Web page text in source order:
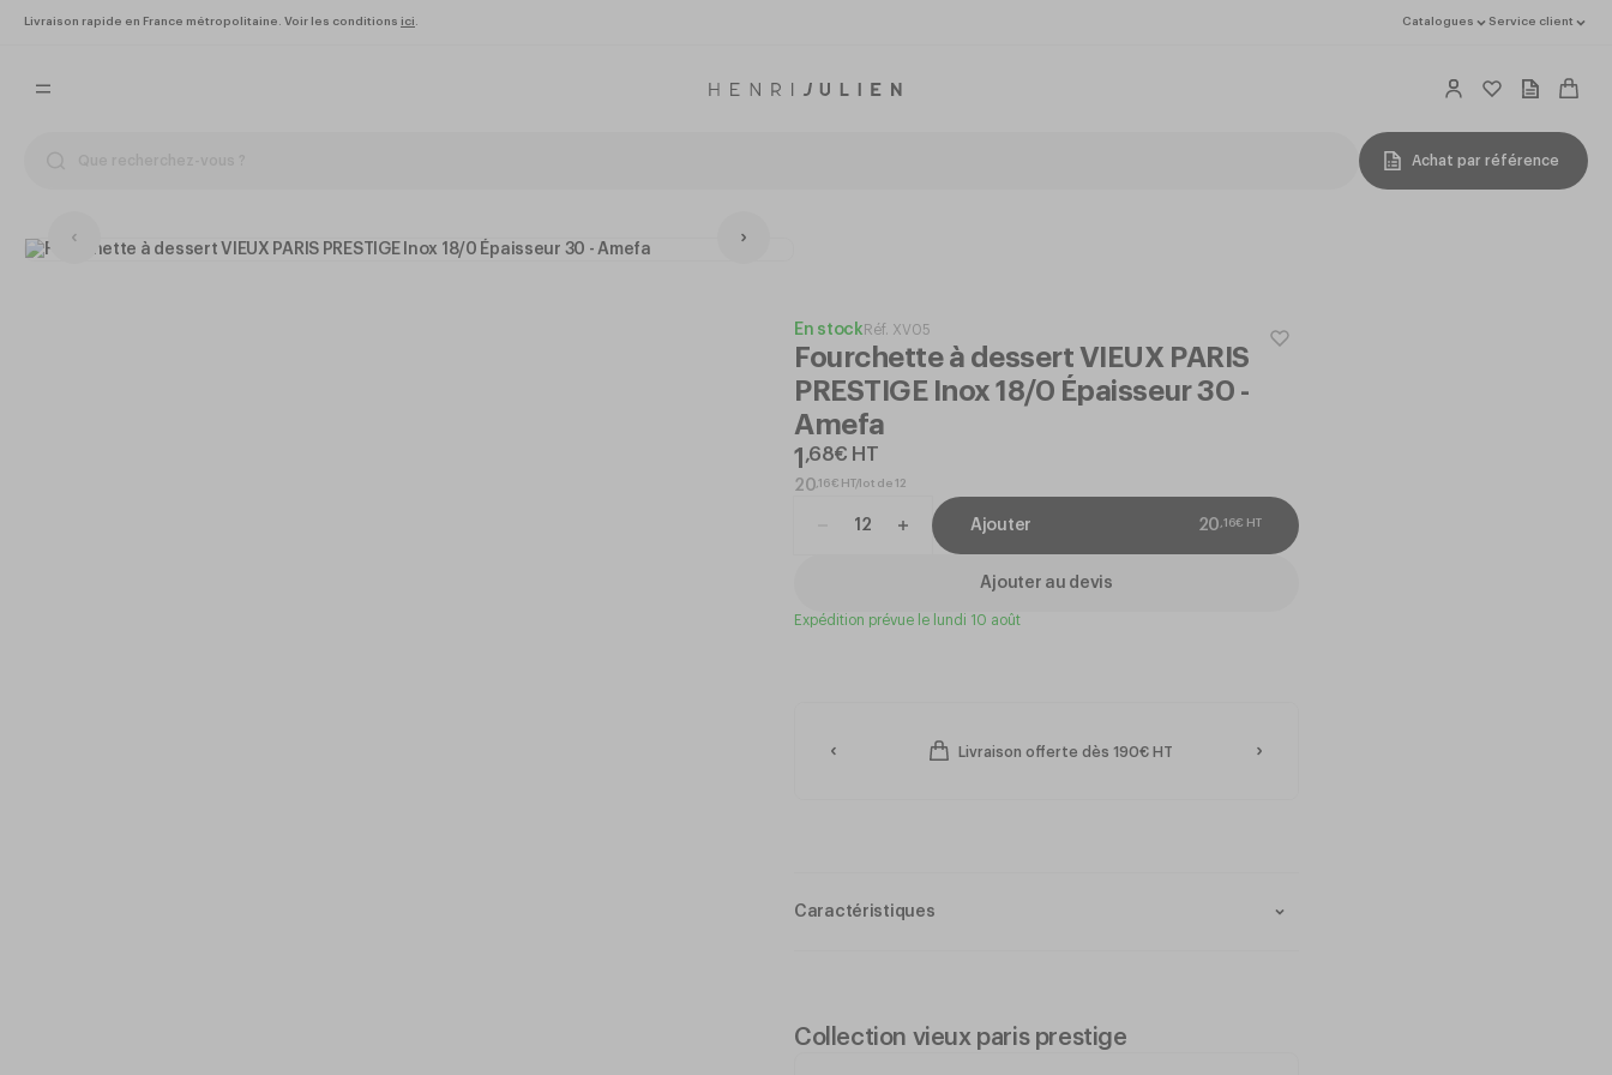
Livraison rapide en France métropolitaine. Voir les conditions ici . Catalogues Service client
Achat par référence
En stock Réf. XV05
Fourchette à dessert VIEUX PARIS
PRESTIGE Inox 18/0 Épaisseur 30 -
Amefa
1 ,68€ HT
20,16€ HT/lot de 12
Ajouter 20 16€ HT
Ajouter au devis
Expédition prévue le lundi 10 août
Livraison offerte dès 190€ HT
Caractéristiques
confortable.
Couleur : La couleur INOX offre une esthétique neutre et
Collection vieux paris prestige